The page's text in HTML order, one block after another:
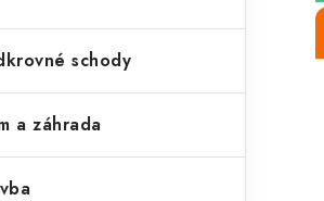
schody
a záhrada